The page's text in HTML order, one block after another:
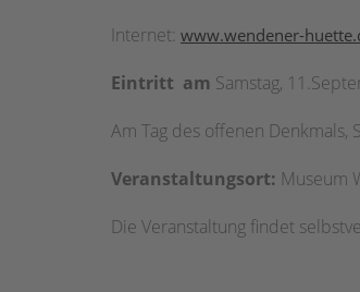
Internet: www.wendener-
Eintritt am Samstag,
Am Tag des offenen
Veranstaltungsort: Museum
Die Veranstaltung findet